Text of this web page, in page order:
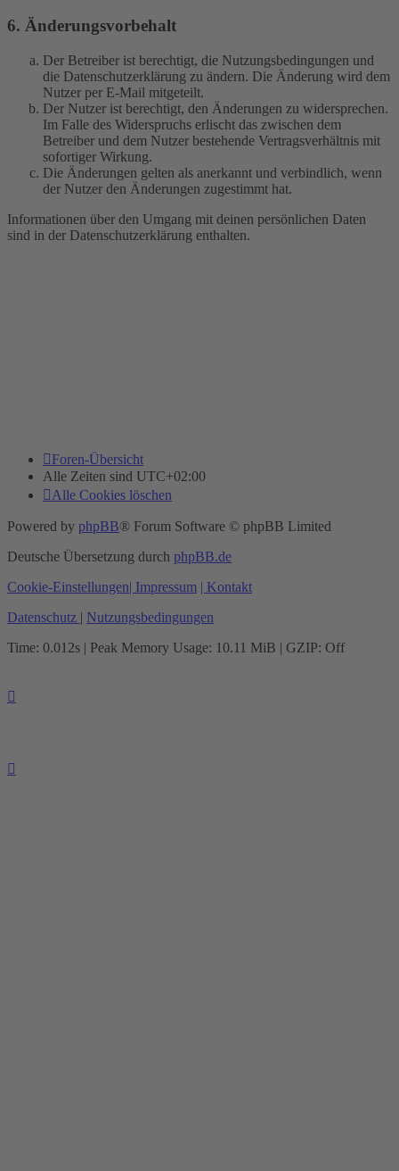
6. Änderungsvorbehalt
Der Betreiber ist berechtigt, die Nutzungsbedingungen und
die Datenschutzerklärung zu ändern. Die Änderung wird dem
Nutzer per E-Mail mitgeteilt.
Der Nutzer ist berechtigt, den Änderungen zu widersprechen.
Im Falle des Widerspruchs erlischt das zwischen dem
Betreiber und dem Nutzer bestehende Vertragsverhältnis mit
sofortiger Wirkung.
Die Änderungen gelten als anerkannt und verbindlich, wenn
der Nutzer den Änderungen zugestimmt hat.
Informationen über den Umgang mit deinen persönlichen Daten
sind in der Datenschutzerklärung enthalten.
Foren-Übersicht
Alle Zeiten sind UTC+02:00
Alle Cookies löschen
Powered by phpBB® Forum Software © phpBB Limited
Deutsche Übersetzung durch phpBB.de
Cookie-Einstellungen| Impressum | Kontakt
Datenschutz | Nutzungsbedingungen
Time: 0.012s | Peak Memory Usage: 10.11 MiB | GZIP: Off